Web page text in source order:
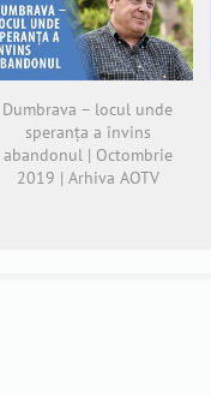
Dumbrava – locul unde
speranța a învins
abandonul | Octombrie
2019 | Arhiva AOTV